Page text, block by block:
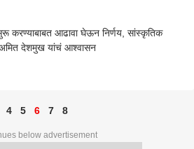
करण्याबाबत आढावा घेऊन निर्णय, सांस्कृतिक
अमित देशमुख यांचं आश्वासन
4 5 6 7 8
below advertisement